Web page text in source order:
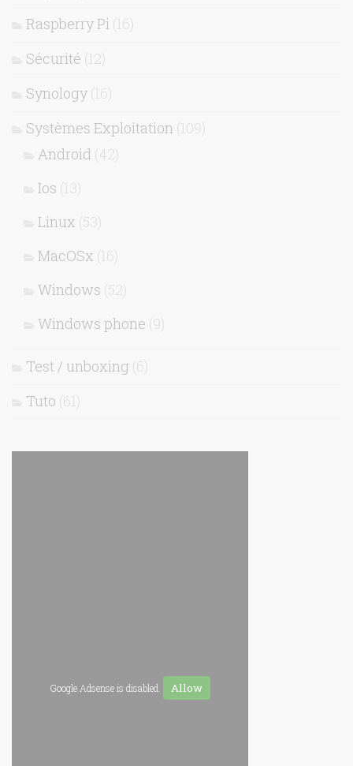
Raspberry Pi (16)
Sécurité (12)
Synology (16)
Systèmes Exploitation (109)
Android (42)
Ios (13)
Linux (53)
MacOSx (16)
Windows (52)
Windows phone (9)
Test / unboxing (6)
Tuto (61)
Google Adsense is disabled. Allow